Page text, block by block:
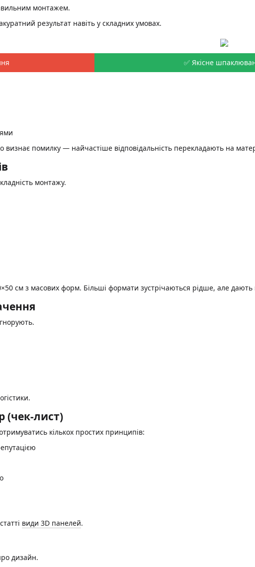
монтажем.
результат навіть у складних умовах.
✅ Якісне
помилку — найчастіше відповідальність перекладають на
монтажу.
см з масових форм. Більші формати зустрічаються рідше, але дають
(чек-лист)
кількох простих принципів:
види 3D панелей.
дизайн.